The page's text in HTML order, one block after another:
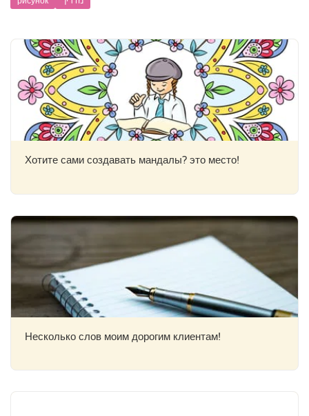
Хотите сами создавать мандалы? это место!
Несколько слов моим дорогим клиентам!